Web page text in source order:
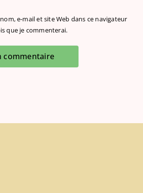
e-mail et site Web dans ce navigateur
que je commenterai.